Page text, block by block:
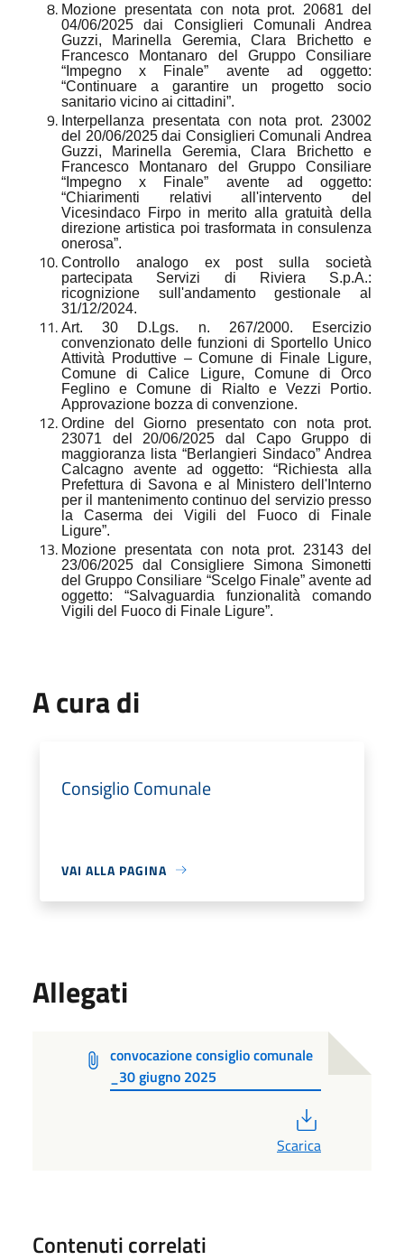
Mozione presentata con nota prot. 20681 del
04/06/2025 dai Consiglieri Comunali Andrea
Guzzi, Marinella Geremia, Clara Brichetto e
Francesco Montanaro del Gruppo Consiliare
“Impegno x Finale” avente ad oggetto:
“Continuare a garantire un progetto socio
sanitario vicino ai cittadini”.
Interpellanza presentata con nota prot. 23002
del 20/06/2025 dai Consiglieri Comunali Andrea
Guzzi, Marinella Geremia, Clara Brichetto e
Francesco Montanaro del Gruppo Consiliare
“Impegno x Finale” avente ad oggetto:
“Chiarimenti relativi all'intervento del
Vicesindaco Firpo in merito alla gratuità della
direzione artistica poi trasformata in consulenza
onerosa”.
Controllo analogo ex post sulla società
partecipata Servizi di Riviera S.p.A.:
ricognizione sull'andamento gestionale al
31/12/2024.
Art. 30 D.Lgs. n. 267/2000. Esercizio
convenzionato delle funzioni di Sportello Unico
Attività Produttive – Comune di Finale Ligure,
Comune di Calice Ligure, Comune di Orco
Feglino e Comune di Rialto e Vezzi Portio.
Approvazione bozza di convenzione.
Ordine del Giorno presentato con nota prot.
23071 del 20/06/2025 dal Capo Gruppo di
maggioranza lista “Berlangieri Sindaco” Andrea
Calcagno avente ad oggetto: “Richiesta alla
Prefettura di Savona e al Ministero dell'Interno
per il mantenimento continuo del servizio presso
la Caserma dei Vigili del Fuoco di Finale
Ligure”.
Mozione presentata con nota prot. 23143 del
23/06/2025 dal Consigliere Simona Simonetti
del Gruppo Consiliare “Scelgo Finale” avente ad
oggetto: “Salvaguardia funzionalità comando
Vigili del Fuoco di Finale Ligure”.
A cura di
Consiglio Comunale
VAI ALLA PAGINA
Allegati
convocazione consiglio comunale
_30 giugno 2025
Scarica
Contenuti correlati